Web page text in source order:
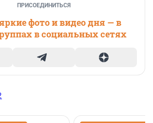
ПРИСОЕДИНИТЬСЯ
фото и видео дня — в
в социальных сетях